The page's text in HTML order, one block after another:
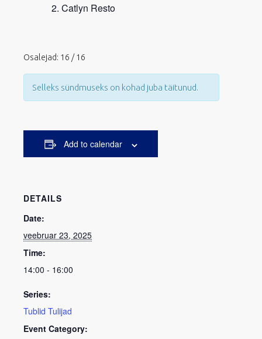
Catlyn Resto
Osalejad: 16 / 16
Selleks sündmuseks on kohad juba täitunud.
Add to calendar
DETAILS
Date:
veebruar 23, 2025
Time:
14:00 - 16:00
Series:
Tublid Tulijad
Event Category: